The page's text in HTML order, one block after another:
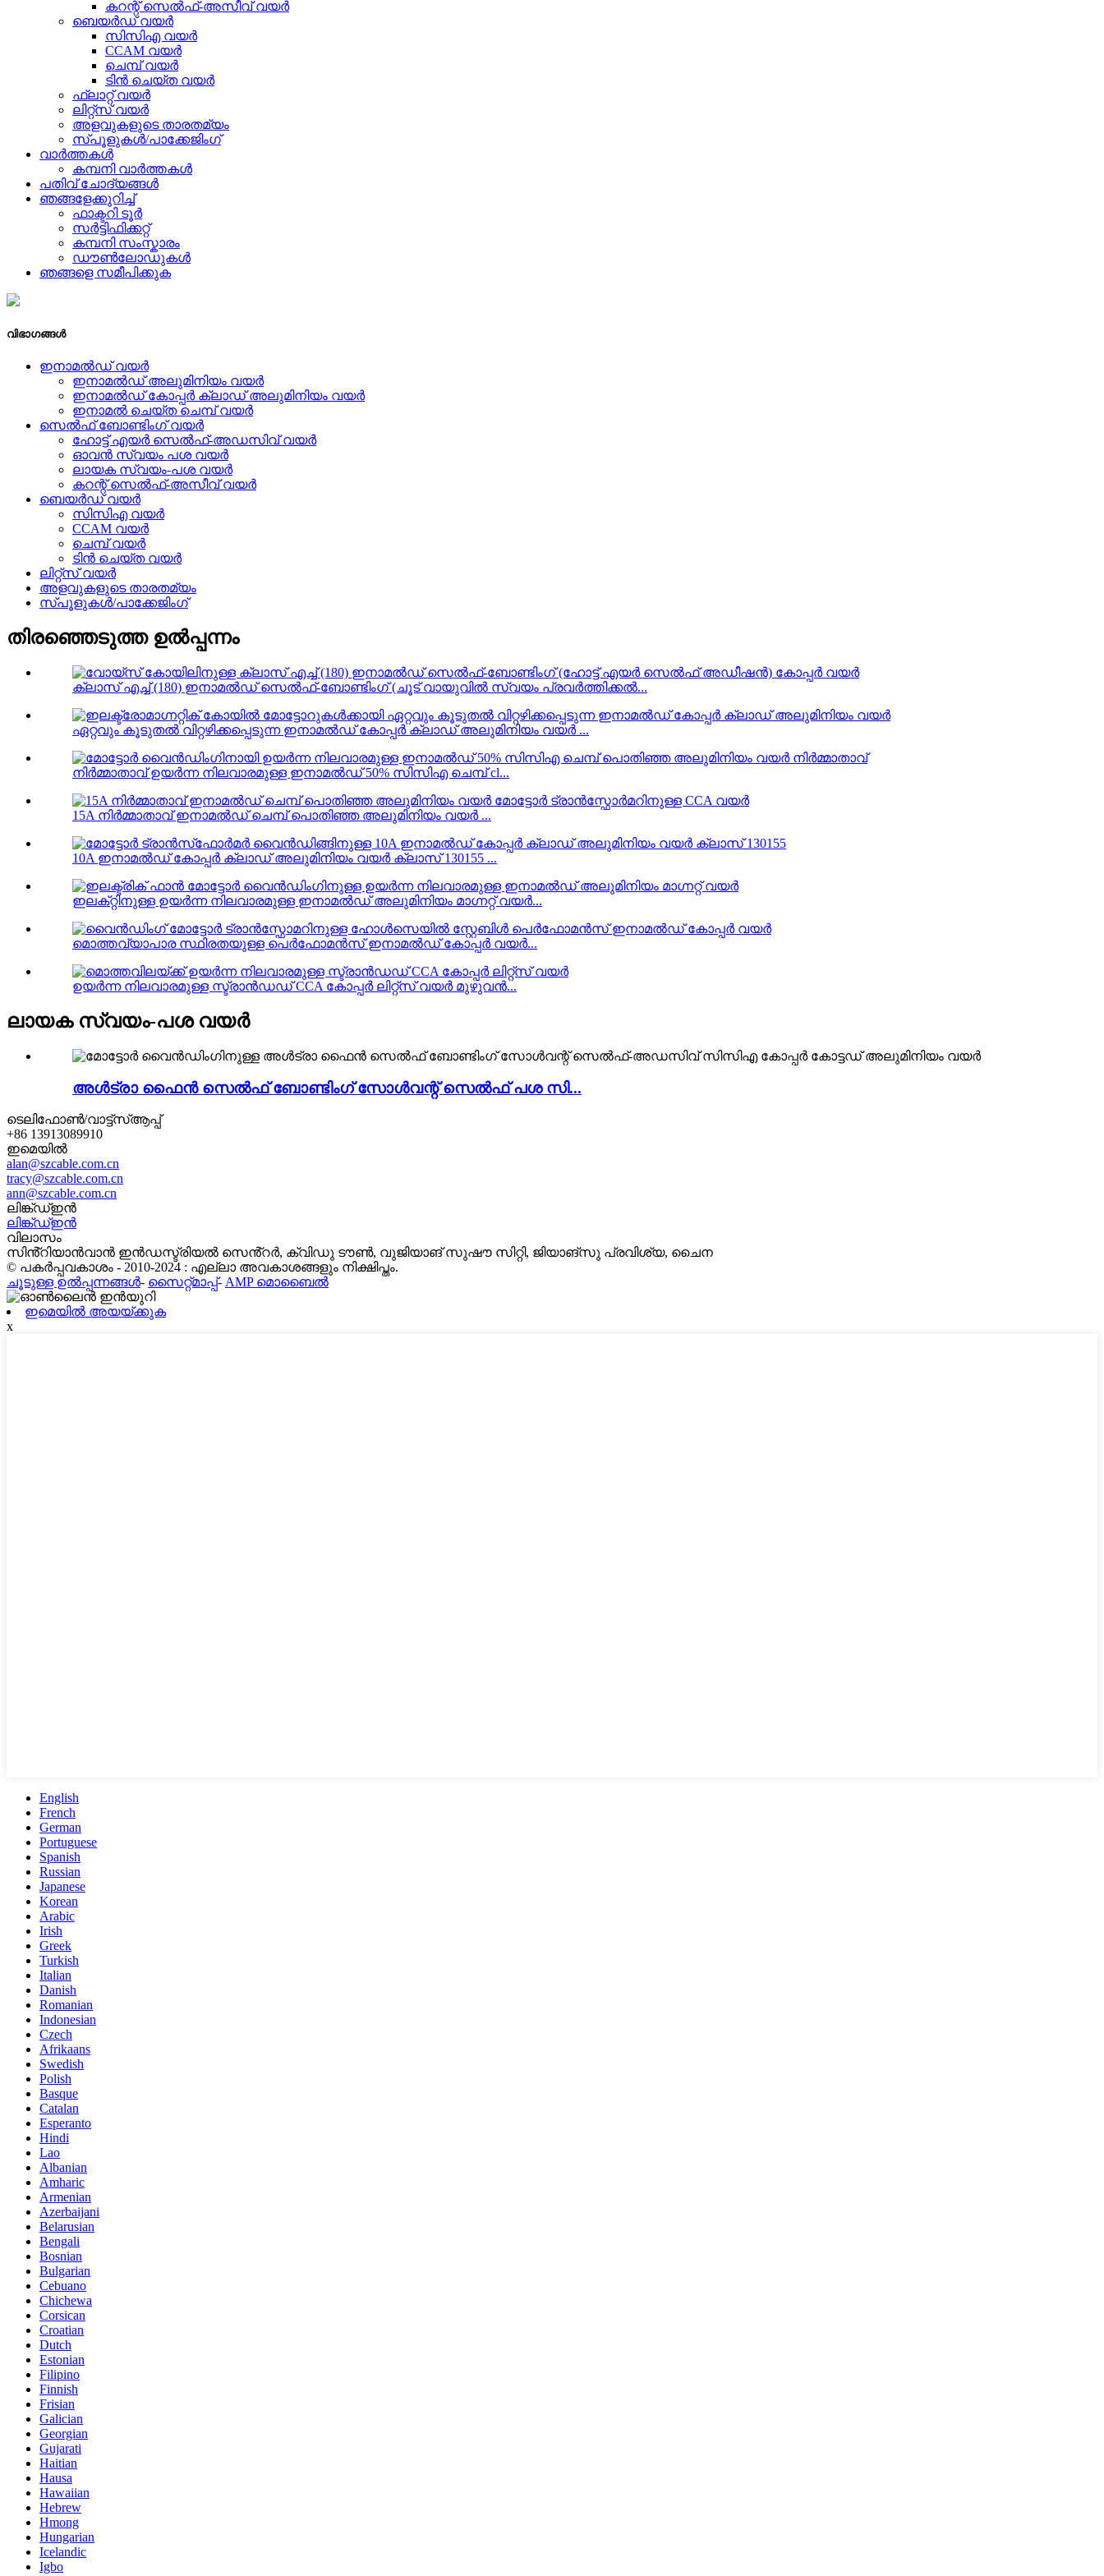
കറന്റ് സെൽഫ്-അസീവ് വയർ
ബെയർഡ് വയർ
സിസിഎ വയർ
CCAM വയർ
ചെമ്പ് വയർ
ടിൻ ചെയ്ത വയർ
ഫ്ലാറ്റ് വയർ
ലിറ്റ്സ് വയർ
അളവുകളുടെ താരതമ്യം
സ്പൂളുകൾ/പാക്കേജിംഗ്
വാർത്തകൾ
കമ്പനി വാർത്തകൾ
പതിവ് ചോദ്യങ്ങൾ
ഞങ്ങളേക്കുറിച്ച്
ഫാക്ടറി ടൂർ
സർട്ടിഫിക്കറ്റ്
കമ്പനി സംസ്കാരം
ഡൗണ്‍ലോഡുകൾ
ഞങ്ങളെ സമീപിക്കുക
വിഭാഗങ്ങൾ
ഇനാമൽഡ് വയർ
ഇനാമൽഡ് അലുമിനിയം വയർ
ഇനാമൽഡ് കോപ്പർ ക്ലാഡ് അലുമിനിയം വയർ
ഇനാമൽ ചെയ്ത ചെമ്പ് വയർ
സെൽഫ് ബോണ്ടിംഗ് വയർ
ഹോട്ട് എയർ സെൽഫ്-അഡസിവ് വയർ
ഓവൻ സ്വയം പശ വയർ
ലായക സ്വയം-പശ വയർ
കറന്റ് സെൽഫ്-അസീവ് വയർ
ബെയർഡ് വയർ
സിസിഎ വയർ
CCAM വയർ
ചെമ്പ് വയർ
ടിൻ ചെയ്ത വയർ
ലിറ്റ്സ് വയർ
അളവുകളുടെ താരതമ്യം
സ്പൂളുകൾ/പാക്കേജിംഗ്
തിരഞ്ഞെടുത്ത ഉൽപ്പന്നം
ക്ലാസ് എച്ച് (180) ഇനാമൽഡ് സെൽഫ്-ബോണ്ടിംഗ് (ചൂട് വായുവിൽ സ്വയം പ്രവർത്തിക്കൽ...
ഏറ്റവും കൂടുതൽ വിറ്റഴിക്കപ്പെടുന്ന ഇനാമൽഡ് കോപ്പർ ക്ലാഡ് അലുമിനിയം വയർ ...
നിർമ്മാതാവ് ഉയർന്ന നിലവാരമുള്ള ഇനാമൽഡ് 50% സിസിഎ ചെമ്പ് cl...
15A നിർമ്മാതാവ് ഇനാമൽഡ് ചെമ്പ് പൊതിഞ്ഞ അലുമിനിയം വയർ ...
10A ഇനാമൽഡ് കോപ്പർ ക്ലാഡ് അലുമിനിയം വയർ ക്ലാസ് 130155 ...
ഇലക്‌റ്റിനുള്ള ഉയർന്ന നിലവാരമുള്ള ഇനാമൽഡ് അലുമിനിയം മാഗ്നറ്റ് വയർ...
മൊത്തവ്യാപാര സ്ഥിരതയുള്ള പെർഫോമൻസ് ഇനാമൽഡ് കോപ്പർ വയർ...
ഉയർന്ന നിലവാരമുള്ള സ്ട്രാൻഡഡ് CCA കോപ്പർ ലിറ്റ്സ് വയർ മുഴുവൻ...
ലായക സ്വയം-പശ വയർ
അൾട്രാ ഫൈൻ സെൽഫ് ബോണ്ടിംഗ് സോൾവന്റ് സെൽഫ് പശ സി...
ടെലിഫോൺ/വാട്ട്‌സ്ആപ്പ്
+86 13913089910
ഇമെയിൽ
alan@szcable.com.cn
tracy@szcable.com.cn
ann@szcable.com.cn
ലിങ്ക്ഡ്ഇൻ
ലിങ്ക്ഡ്ഇൻ
വിലാസം
സിൻ്റിയാൻവാൻ ഇൻഡസ്ട്രിയൽ സെൻ്റർ, ക്വിഡു ടൗൺ, വുജിയാങ് സുഷൗ സിറ്റി, ജിയാങ്‌സു പ്രവിശ്യ, ചൈന
© പകർപ്പവകാശം - 2010-2024 : എല്ലാ അവകാശങ്ങളും നിക്ഷിപ്തം.
ചൂടുള്ള ഉൽപ്പന്നങ്ങൾ- സൈറ്റ്മാപ്പ്- AMP മൊബൈൽ
ഇമെയിൽ അയയ്ക്കുക
x
English
French
German
Portuguese
Spanish
Russian
Japanese
Korean
Arabic
Irish
Greek
Turkish
Italian
Danish
Romanian
Indonesian
Czech
Afrikaans
Swedish
Polish
Basque
Catalan
Esperanto
Hindi
Lao
Albanian
Amharic
Armenian
Azerbaijani
Belarusian
Bengali
Bosnian
Bulgarian
Cebuano
Chichewa
Corsican
Croatian
Dutch
Estonian
Filipino
Finnish
Frisian
Galician
Georgian
Gujarati
Haitian
Hausa
Hawaiian
Hebrew
Hmong
Hungarian
Icelandic
Igbo